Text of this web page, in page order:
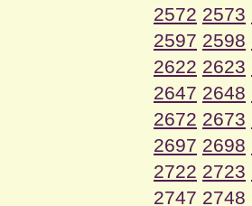
2572 2573
2597 2598
2622 2623
2647 2648
2672 2673
2697 2698
2722 2723
2747 2748